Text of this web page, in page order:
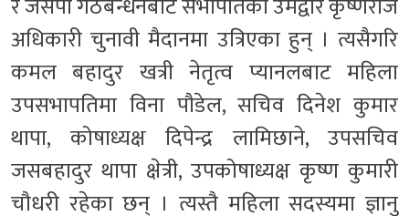
अधिकारी चुनावी मैदानमा उत्रिएका हुन् । त्यसैगरि
कमल बहादुर खत्री नेतृत्व प्यानलबाट महिला
उपसभापतिमा विना पौडेल, सचिव दिनेश कुमार
थापा, कोषाध्यक्ष दिपेन्द्र लामिछाने, उपसचिव
जसबहादुर थापा क्षेत्री, उपकोषाध्यक्ष कृष्ण कुमारी
चौधरी रहेका छन् । त्यस्तै महिला सदस्यमा ज्ञानु